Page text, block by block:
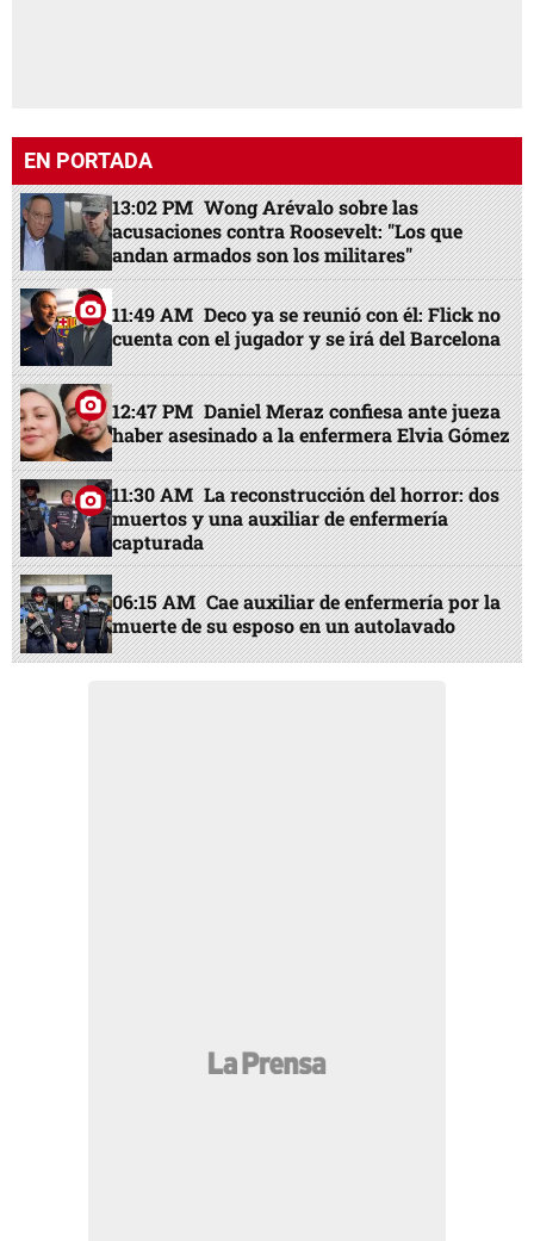
EN PORTADA
13:02 PM Wong Arévalo sobre las
acusaciones contra Roosevelt: "Los que
andan armados son los militares"
11:49 AM Deco ya se reunió con él: Flick no
cuenta con el jugador y se irá del Barcelona
12:47 PM Daniel Meraz confiesa ante jueza
haber asesinado a la enfermera Elvia Gómez
11:30 AM La reconstrucción del horror: dos
muertos y una auxiliar de enfermería
capturada
06:15 AM Cae auxiliar de enfermería por la
muerte de su esposo en un autolavado